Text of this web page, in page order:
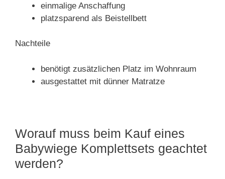
einmalige Anschaffung
platzsparend als Beistellbett
Nachteile
benötigt zusätzlichen Platz im Wohnraum
ausgestattet mit dünner Matratze
Worauf muss beim Kauf eines
Babywiege Komplettsets geachtet
werden?